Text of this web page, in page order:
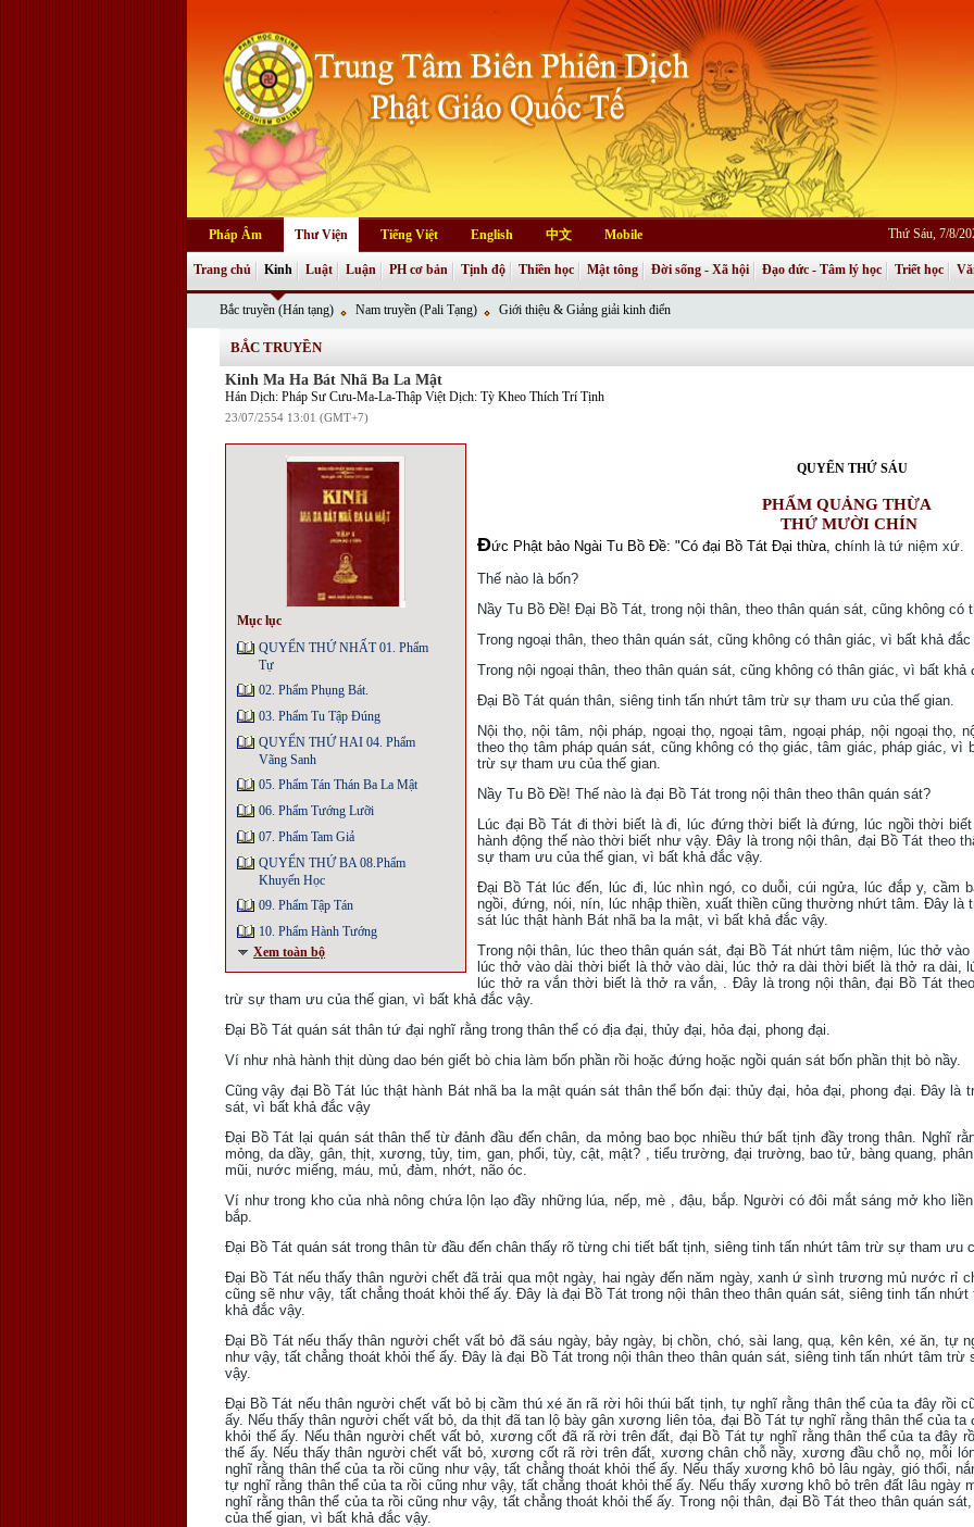
Pháp Âm Thư Viện Tiếng Việt English 中文 Mobile Thứ Sáu, 7/8/
Trang chủ Kinh
Bắc truyền (Hán tạng) Nam truyền (Pali Tạng) Giới thiệu & Giảng giải kinh điển
Luật Luận PH cơ bản Tịnh độ Thiền học Mật tông Đời sống - Xã hội Đạo đức - Tâm lý học Triết học
BẮC TRUYỀN
Kinh Ma Ha Bát Nhã Ba La Mật
Hán Dịch: Pháp Sư Cưu-Ma-La-Thập Việt Dịch: Tỳ Kheo Thích Trí Tịnh
23/07/2554 13:01 (GMT+7)
Mục lục
QUYỂN THỨ NHẤT 01. Phẩm
Tự
02. Phẩm Phụng Bát.
03. Phẩm Tu Tập Đúng
QUYỂN THỨ HAI 04. Phẩm
Vãng Sanh
05. Phẩm Tán Thán Ba La Mật
06. Phẩm Tướng Lưỡi
07. Phẩm Tam Giả
QUYỂN THỨ BA 08.Phẩm
Khuyến Học
09. Phẩm Tập Tán
10. Phẩm Hành Tướng
Xem toàn bộ
QUYỂN THỨ SÁU
PHẨM QUẢNG THỪA
THỨ MƯỜI CHÍN
Ðức Phật bảo Ngài Tu Bồ Ðề: "Có đại Bồ Tát Ðại thừa, chính là tứ niệm xứ.
Thế nào là bốn?
Nầy Tu Bồ Ðề! Ðại Bồ Tát, trong nội thân, theo thân quán sát, cũng không có
Trong ngoại thân, theo thân quán sát, cũng không có thân giác, vì bất khả đắc
Trong nội ngoại thân, theo thân quán sát, cũng không có thân giác, vì bất khả
Ðại Bồ Tát quán thân, siêng tinh tấn nhứt tâm trừ sự tham ưu của thế gian.
Nội thọ, nội tâm, nội pháp, ngoại thọ, ngoại tâm, ngoại pháp, nội ngoại thọ,
theo thọ tâm pháp quán sát, cũng không có thọ giác, tâm giác, pháp giác, vì
trừ sự tham ưu của thế gian.
Nầy Tu Bồ Ðề! Thế nào là đại Bồ Tát trong nội thân theo thân quán sát?
Lúc đại Bồ Tát đi thời biết là đi, lúc đứng thời biết là đứng, lúc ngồi thời
hành động thế nào thời biết như vậy. Ðây là trong nội thân, đại Bồ Tát theo
sự tham ưu của thế gian, vì bất khả đắc vậy.
Ðại Bồ Tát lúc đến, lúc đi, lúc nhìn ngó, co duỗi, cúi ngửa, lúc đắp y, cầm
ngồi, đứng, nói, nín, lúc nhập thiền, xuất thiền cũng thường nhứt tâm. Ðây là
sát lúc thật hành Bát nhã ba la mật, vì bất khả đắc vậy.
Trong nội thân, lúc theo thân quán sát, đại Bồ Tát nhứt tâm niệm, lúc thở
lúc thở vào dài thời biết là thở vào dài, lúc thở ra dài thời biết là thở ra dài,
lúc thở ra vắn thời biết là thở ra vắn, . Ðây là trong nội thân, đại Bồ Tát
trừ sự tham ưu của thế gian, vì bất khả đắc vậy.
Ðại Bồ Tát quán sát thân tứ đại nghĩ rằng trong thân thể có địa đại, thủy đại, hỏa đại, phong đại.
Ví như nhà hành thịt dùng dao bén giết bò chia làm bốn phần rồi hoặc đứng hoặc ngồi quán sát bốn phần thịt bò nầy.
Cũng vậy đại Bồ Tát lúc thật hành Bát nhã ba la mật quán sát thân thể bốn đại: thủy đại, hỏa đại, phong đại. Ðây là
sát, vì bất khả đắc vậy
Ðại Bồ Tát lại quán sát thân thể từ đảnh đầu đến chân, da mỏng bao bọc nhiều thứ bất tịnh đầy trong thân. Nghĩ
mỏng, da dầy, gân, thịt, xương, tủy, tim, gan, phổi, tùy, cật, mật? , tiểu trường, đại trường, bao tử, bàng quang,
mũi, nước miếng, máu, mủ, đàm, nhớt, não óc.
Ví như trong kho của nhà nông chứa lộn lạo đầy những lúa, nếp, mè , đậu, bắp. Người có đôi mắt sáng mở kho
bắp.
Ðại Bồ Tát quán sát trong thân từ đầu đến chân thấy rõ từng chi tiết bất tịnh, siêng tinh tấn nhứt tâm trừ sự tham ưu
Ðại Bồ Tát nếu thấy thân người chết đã trải qua một ngày, hai ngày đến năm ngày, xanh ứ sình trương mủ nước rỉ
cũng sẽ như vậy, tất chẳng thoát khỏi thế ấy. Ðây là đại Bồ Tát trong nội thân theo thân quán sát, siêng tinh tấn
khả đắc vậy.
Ðại Bồ Tát nếu thấy thân người chết vất bỏ đã sáu ngày, bảy ngày, bị chồn, chó, sài lang, quạ, kên kên, xé ăn, tự
như vậy, tất chẳng thoát khỏi thế ấy. Ðây là đại Bồ Tát trong nội thân theo thân quán sát, siêng tinh tấn nhứt tâm
vậy.
Ðại Bồ Tát nếu thân người chết vất bỏ bị cầm thú xé ăn rã rời hôi thúi bất tịnh, tự nghĩ rằng thân thể của ta đây rồi
ấy. Nếu thấy thân người chết vất bỏ, da thịt đã tan lộ bày gân xương liên tỏa, đại Bồ Tát tự nghĩ rằng thân thể của ta
khỏi thế ấy. Nếu thân người chết vất bỏ, xương cốt đã rã rời trên đất, đại Bồ Tát tự nghĩ rằng thân thể của ta đây
thế ấy. Nếu thấy thân người chết vất bỏ, xương cốt rã rời trên đất, xương chân chỗ nầy, xương đầu chỗ nọ, mỗi
nghĩ rằng thân thể của ta rồi cũng như vậy, tất chẳng thoát khỏi thế ấy. Nếu thấy xương khô bỏ lâu ngày, gió thổi,
tự nghĩ rằng thân thể của ta rồi cũng như vậy, tất chẳng thoát khỏi thế ấy. Nếu thấy xương khô bỏ trên đất lâu ngày
nghĩ rằng thân thể của ta rồi cũng như vậy, tất chẳng thoát khỏi thế ấy. Trong nội thân, đại Bồ Tát theo thân quán
của thế gian, vì bất khả đắc vậy.